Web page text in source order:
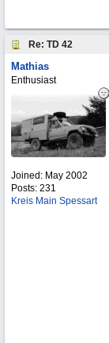
Re: TD 42
Mathias
Enthusiast
Joined: May 2002
Posts: 231
Kreis Main Spessart